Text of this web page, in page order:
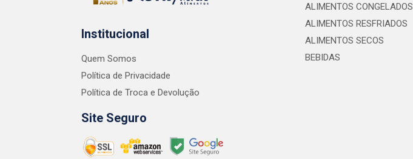
Institucional
Quem Somos
Política de Privacidade
Política de Troca e Devolução
Site Seguro
ALIMENTOS CONGELADOS
ALIMENTOS RESFRIADOS
ALIMENTOS SECOS
BEBIDAS